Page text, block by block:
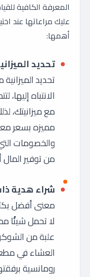
المعرفة الكافية
عليك مراعاتها عند
أهمها:
تحديد
تحديد
الانتباه
مع ميزانيتك،
مميزه بسعر
والخصومات
من توفير المال
شراء هدية
معنى أفضل
لا تحمل شيئًا
علبة من
العشاء في
رومانسية